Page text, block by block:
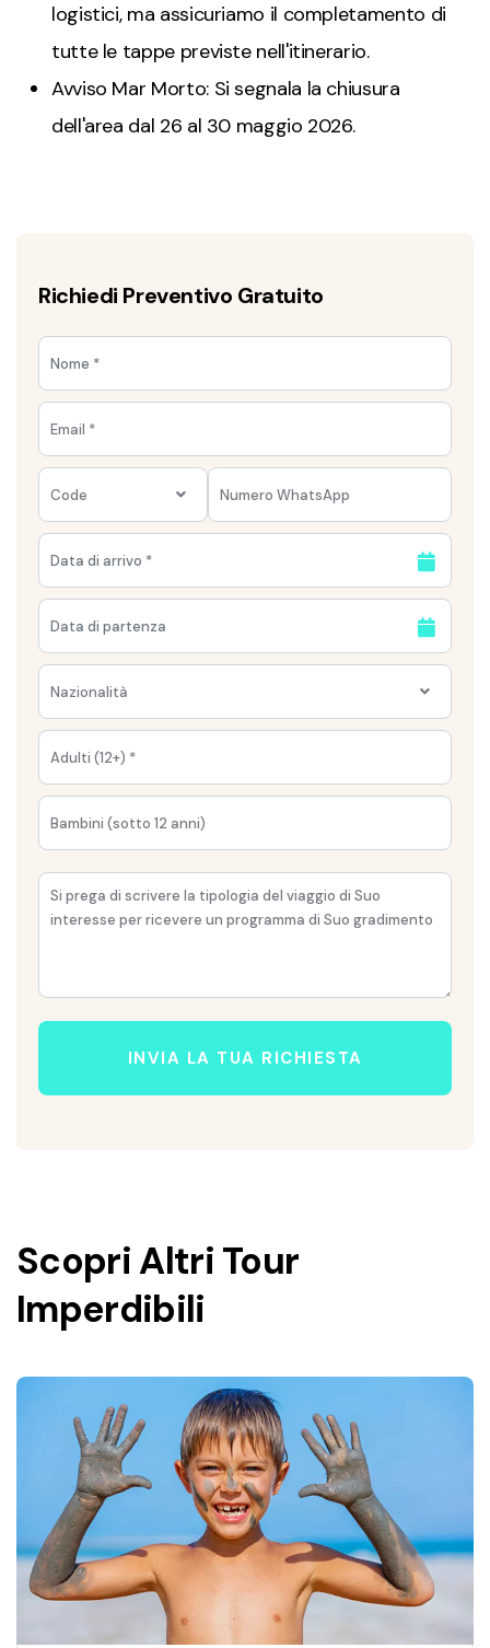
logistici, ma assicuriamo il completamento di
tutte le tappe previste nell'itinerario.
Avviso Mar Morto: Si segnala la chiusura
dell'area dal 26 al 30 maggio 2026.
Richiedi Preventivo Gratuito
Code
Nazionalità
INVIA LA TUA RICHIESTA
Scopri Altri Tour
Imperdibili